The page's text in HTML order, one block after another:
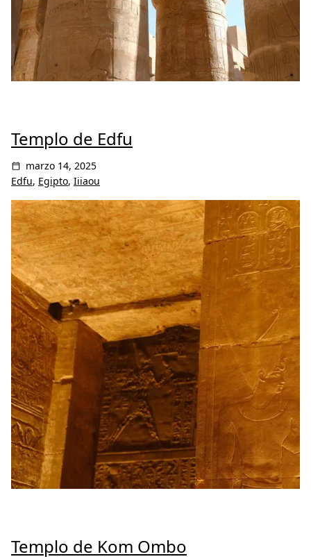
Templo de Edfu
marzo 14, 2025
Edfu, Egipto, Iiiaou
Templo de Kom Ombo